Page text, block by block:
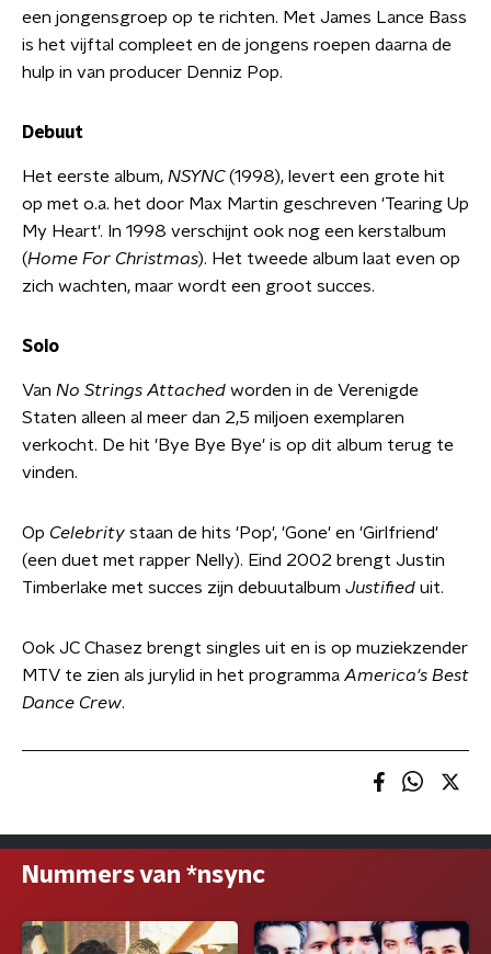
een jongensgroep op te richten. Met James Lance Bass
is het vijftal compleet en de jongens roepen daarna de
hulp in van producer Denniz Pop.
Debuut
Het eerste album, NSYNC(1998), levert een grote hit
op met o.a. het door Max Martin geschreven 'Tearing Up
My Heart'. In 1998 verschijnt ook nog een kerstalbum
(Home For Christmas). Het tweede album laat even op
zich wachten, maar wordt een groot succes.
Solo
Van No Strings Attached worden in de Verenigde
Staten alleen al meer dan 2,5 miljoen exemplaren
verkocht. De hit 'Bye Bye Bye' is op dit album terug te
vinden.
Op Celebrity staan de hits 'Pop', 'Gone' en 'Girlfriend'
(een duet met rapper Nelly). Eind 2002 brengt Justin
Timberlake met succes zijn debuutalbum Justified uit.
Ook JC Chasez brengt singles uit en is op muziekzender
MTV te zien als jurylid in het programma America's Best
Dance Crew.
Nummers van *nsync